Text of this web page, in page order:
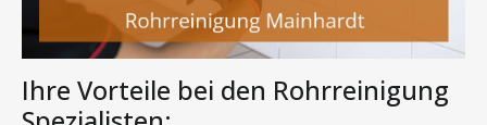
Ihre Vorteile bei den Rohrreinigung